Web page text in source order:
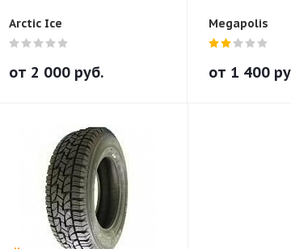
Arctic Ice
от 2 000 руб.
Megapolis
от 1 400